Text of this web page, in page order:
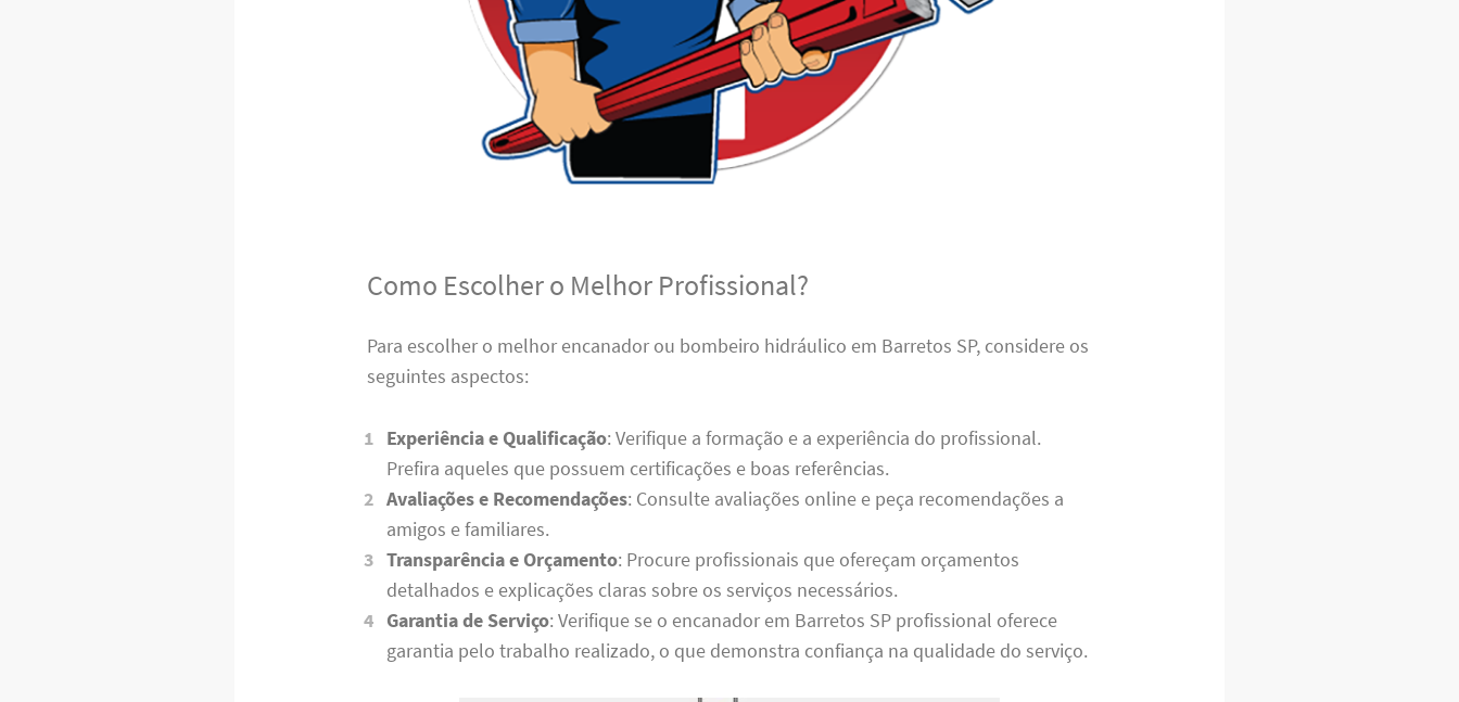
Como Escolher o Melhor Profissional?
Para escolher o melhor encanador ou bombeiro hidráulico em Barretos SP, considere os
seguintes aspectos:
Experiência e Qualificação: Verifique a formação e a experiência do profissional.
Prefira aqueles que possuem certificações e boas referências.
Avaliações e Recomendações: Consulte avaliações online e peça recomendações a
amigos e familiares.
Transparência e Orçamento: Procure profissionais que ofereçam orçamentos
detalhados e explicações claras sobre os serviços necessários.
Garantia de Serviço: Verifique se o encanador em Barretos SP profissional oferece
garantia pelo trabalho realizado, o que demonstra confiança na qualidade do serviço.